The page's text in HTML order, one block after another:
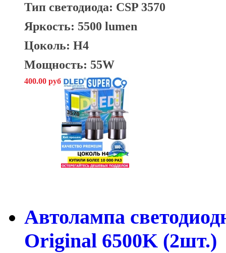
Тип светодиода: CSP 3570
Яркость: 5500 lumen
Цоколь: H4
Мощность: 55W
400.00 руб
Автолампа
Original 6500K (2шт.)